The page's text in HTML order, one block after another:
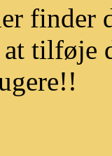
finder
tilføje